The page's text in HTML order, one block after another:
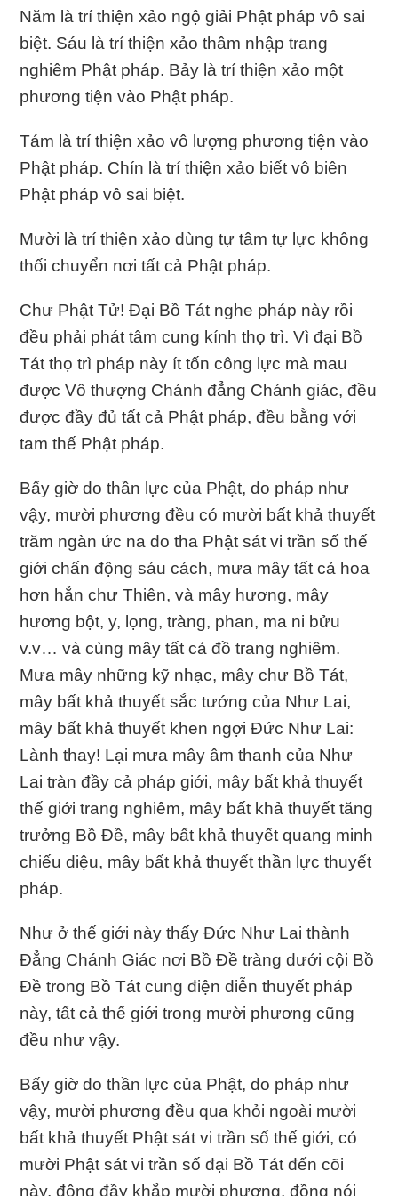
Năm là trí thiện xảo ngộ giải Phật pháp vô sai
biệt. Sáu là trí thiện xảo thâm nhập trang
nghiêm Phật pháp. Bảy là trí thiện xảo một
phương tiện vào Phật pháp.
Tám là trí thiện xảo vô lượng phương tiện vào
Phật pháp. Chín là trí thiện xảo biết vô biên
Phật pháp vô sai biệt.
Mười là trí thiện xảo dùng tự tâm tự lực không
thối chuyển nơi tất cả Phật pháp.
Chư Phật Tử! Ðại Bồ Tát nghe pháp này rồi
đều phải phát tâm cung kính thọ trì. Vì đại Bồ
Tát thọ trì pháp này ít tốn công lực mà mau
được Vô thượng Chánh đẳng Chánh giác, đều
được đầy đủ tất cả Phật pháp, đều bằng với
tam thế Phật pháp.
Bấy giờ do thần lực của Phật, do pháp như
vậy, mười phương đều có mười bất khả thuyết
trăm ngàn ức na do tha Phật sát vi trần số thế
giới chấn động sáu cách, mưa mây tất cả hoa
hơn hẳn chư Thiên, và mây hương, mây
hương bột, y, lọng, tràng, phan, ma ni bửu
v.v… và cùng mây tất cả đồ trang nghiêm.
Mưa mây những kỹ nhạc, mây chư Bồ Tát,
mây bất khả thuyết sắc tướng của Như Lai,
mây bất khả thuyết khen ngợi Ðức Như Lai:
Lành thay! Lại mưa mây âm thanh của Như
Lai tràn đầy cả pháp giới, mây bất khả thuyết
thế giới trang nghiêm, mây bất khả thuyết tăng
trưởng Bồ Ðề, mây bất khả thuyết quang minh
chiếu diệu, mây bất khả thuyết thần lực thuyết
pháp.
Như ở thế giới này thấy Ðức Như Lai thành
Ðẳng Chánh Giác nơi Bồ Ðề tràng dưới cội Bồ
Ðề trong Bồ Tát cung điện diễn thuyết pháp
này, tất cả thế giới trong mười phương cũng
đều như vậy.
Bấy giờ do thần lực của Phật, do pháp như
vậy, mười phương đều qua khỏi ngoài mười
bất khả thuyết Phật sát vi trần số thế giới, có
mười Phật sát vi trần số đại Bồ Tát đến cõi
này, đông đầy khắp mười phương, đồng nói